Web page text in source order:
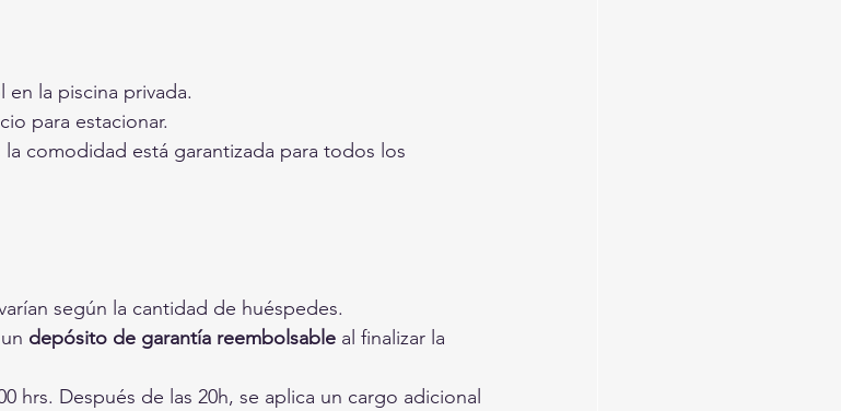
en la piscina privada.
para estacionar.
comodidad está garantizada para todos los
según la cantidad de huéspedes.
depósito de garantía reembolsable al finalizar la
hrs. Después de las 20h, se aplica un cargo adicional